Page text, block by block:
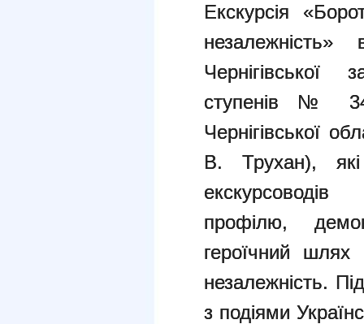
Екскурсія
незалежність»
Чернігівської
ступенів № 34
Чернігівської
В. Трухан),
екскурсоводів
профілю,
героїчний
незалежність.
з подіями